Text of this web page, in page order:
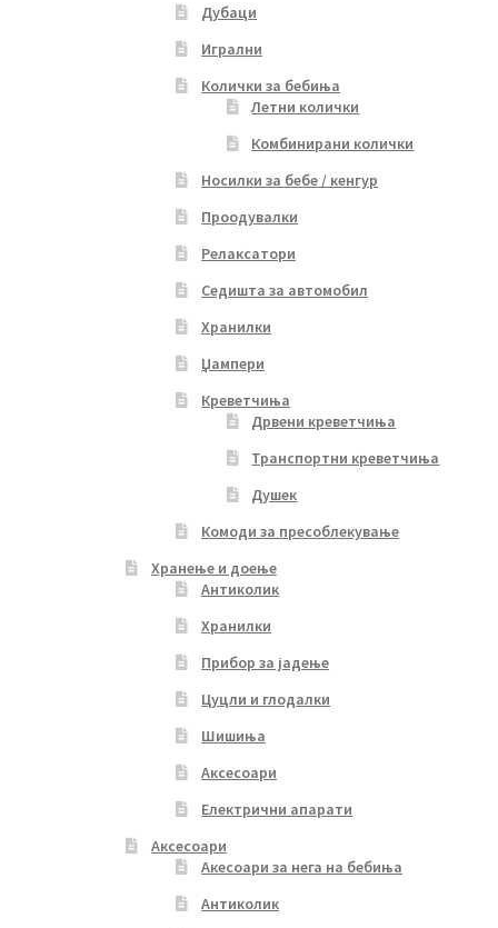
Дубаци
Игрални
Колички за бебиња
Летни колички
Комбинирани колички
Носилки за бебе / кенгур
Проодувалки
Релаксатори
Седишта за автомобил
Хранилки
Џампери
Креветчиња
Дрвени креветчиња
Транспортни креветчиња
Душек
Комоди за пресоблекување
Хранење и доење
Антиколик
Хранилки
Прибор за јадење
Цуцли и глодалки
Шишиња
Аксесоари
Електрични апарати
Аксесоари
Акесоари за нега на бебиња
Антиколик